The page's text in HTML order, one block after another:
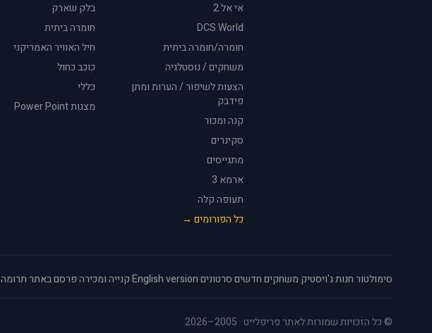
אי אל 2
DCS World
חומרה/חומרה ביתית
משחקים / נוסטלגיה
הצעות לשיפור / הערות ומתן
פידבק
קנה ומכור
סקינרים
מתגייסים
ארמא 3
תעופה קלה
כל הפורומים →
בלק שארק
חומרה ביתית
חיל האוויר האמריקני
כוכב כחול
כללי
מצגות Power Point
סימולטור·חנות ג'ויסטיק·משחקים חדשים·סרטונים·
English version
·קנייה ומכירה·פרסם באתר·תרומה
© כל הזכויות שמורות לאתר פריפלייט · 2005–2026